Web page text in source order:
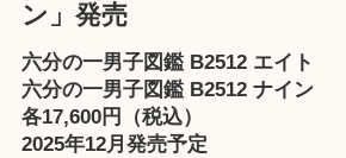
ン」発売
六分の一男子図鑑 B2512 エイト
六分の一男子図鑑 B2512 ナイン
各17,600円（税込）
2025年12月発売予定